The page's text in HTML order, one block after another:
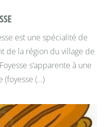
est une spécialité de
de la région du village de
s’apparente à une
(foyesse (…)